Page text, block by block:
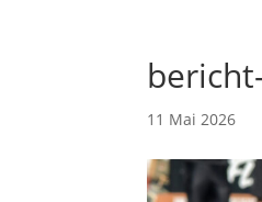
11 Mai 2026